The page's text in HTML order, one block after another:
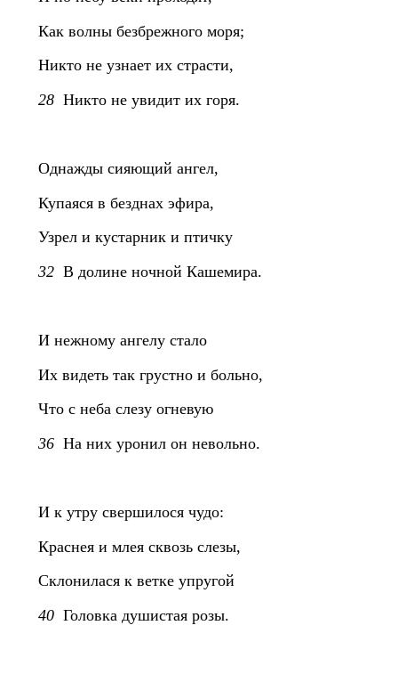
Как волны безбрежного моря;
Никто не узнает их страсти,
28Никто не увидит их горя.
Однажды сияющий ангел,
Купаяся в безднах эфира,
Узрел и кустарник и птичку
32В долине ночной Кашемира.
И нежному ангелу стало
Их видеть так грустно и больно,
Что с неба слезу огневую
36На них уронил он невольно.
И к утру свершилося чудо:
Краснея и млея сквозь слезы,
Склонилася к ветке упругой
40Головка душистая розы.